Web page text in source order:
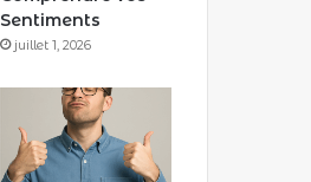
Sentiments
juillet 1, 2026